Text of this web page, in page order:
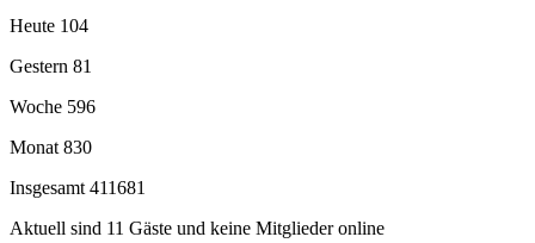
Heute 104
Gestern 81
Woche 596
Monat 830
Insgesamt 411681
Aktuell sind 11 Gäste und keine Mitglieder online